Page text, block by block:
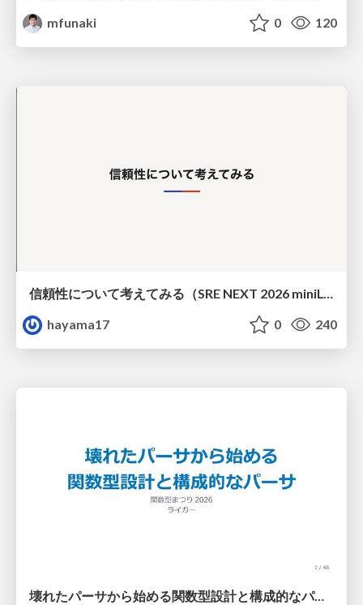
mfunaki
0 120
信頼性について考えてみる（SRE NEXT 2026 miniLT）
hayama17
0 240
壊れたパーサから始める関数型設計と構成的なパーサ #fp_matsuri